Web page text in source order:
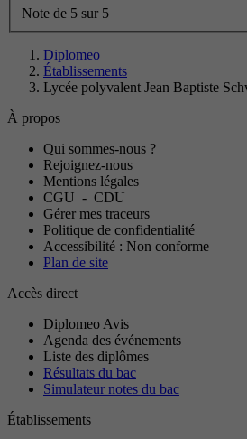
Note de 5 sur 5
Diplomeo
Établissements
Lycée polyvalent Jean Baptiste
À propos
Qui sommes-nous ?
Rejoignez-nous
Mentions légales
CGU - CDU
Gérer mes traceurs
Politique de confidentialité
Accessibilité : Non conforme
Plan de site
Accès direct
Diplomeo Avis
Agenda des événements
Liste des diplômes
Résultats du bac
Simulateur notes du bac
Établissements